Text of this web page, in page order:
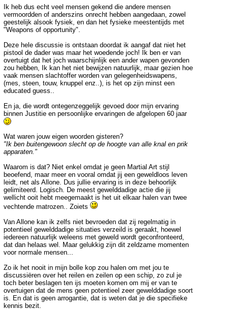
Ik heb dus echt veel mensen gekend die andere mensen
vermoordden of anderszins onrecht hebben aangedaan, zowel
geestelijk alsook fysiek, en dan het fysieke meestentijds met
"Weapons of opportunity".
Deze hele discussie is ontstaan doordat ik aangaf dat niet het
pistool de dader was maar het woedende joch! Ik ben er van
overtuigt dat het joch waarschijnlijk een ander wapen gevonden
zou hebben, Ik kan het niet bewijzen natuurlijk, maar gezien hoe
vaak mensen slachtoffer worden van gelegenheidswapens,
(mes, steen, touw, knuppel enz..), is het op zijn minst een
educated guess..
En ja, die wordt ontegenzeggelijk gevoed door mijn ervaring
binnen Justitie en persoonlijke ervaringen de afgelopen 60 jaar
Wat waren jouw eigen woorden gisteren?
"Ik ben buitengewoon slecht op de hoogte van alle knal en prik
apparaten."
Waarom is dat? Niet enkel omdat je geen Martial Art stijl
beoefend, maar meer en vooral omdat jij een geweldloos leven
leidt, net als Allone. Dus jullie ervaring is in deze behoorlijk
gelimiteerd. Logisch. De meest gewelddadige actie die jij
wellicht ooit hebt meegemaakt is het uit elkaar halen van twee
vechtende matrozen.. Zoiets
Van Allone kan ik zelfs niet bevroeden dat zij regelmatig in
potentieel gewelddadige situaties verzeild is geraakt, hoewel
iedereen natuurlijk weleens met geweld wordt geconfronteerd,
dat dan helaas wel. Maar gelukkig zijn dit zeldzame momenten
voor normale mensen...
Zo ik het nooit in mijn bolle kop zou halen om met jou te
discussiëren over het reilen en zeilen op een schip, zo zul je
toch beter beslagen ten ijs moeten komen om mij er van te
overtuigen dat de mens geen potentieel zeer gewelddadige soort
is. En dat is geen arrogantie, dat is weten dat je die specifieke
kennis bezit.